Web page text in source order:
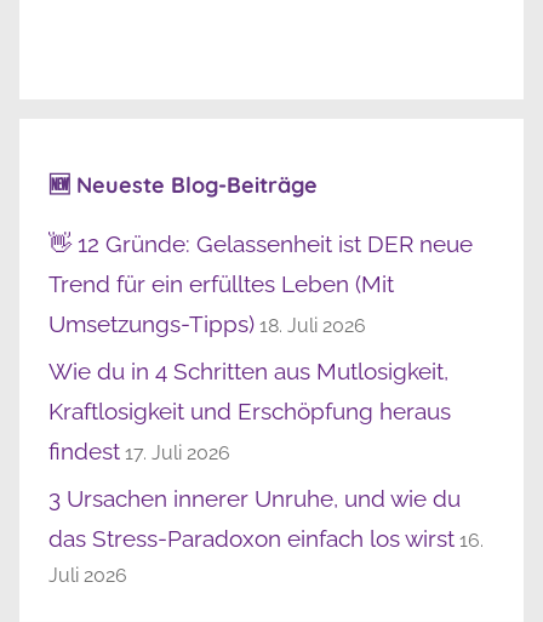
🆕 Neueste Blog-Beiträge
👋 12 Gründe: Gelassenheit ist DER neue
Trend für ein erfülltes Leben (Mit
Umsetzungs-Tipps) 18. Juli 2026
Wie du in 4 Schritten aus Mutlosigkeit,
Kraftlosigkeit und Erschöpfung heraus
findest 17. Juli 2026
3 Ursachen innerer Unruhe, und wie du
das Stress-Paradoxon einfach los wirst 16.
Juli 2026